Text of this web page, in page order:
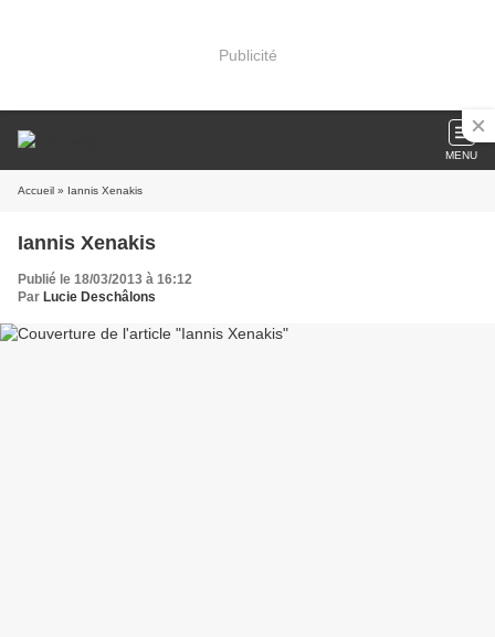
Publicité
MENU
Accueil » Iannis Xenakis
Iannis Xenakis
Publié le 18/03/2013 à 16:12
Par Lucie Deschâlons